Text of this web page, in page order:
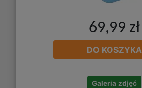
69,99 zł
DO KOSZYKA
Galeria zdjęć